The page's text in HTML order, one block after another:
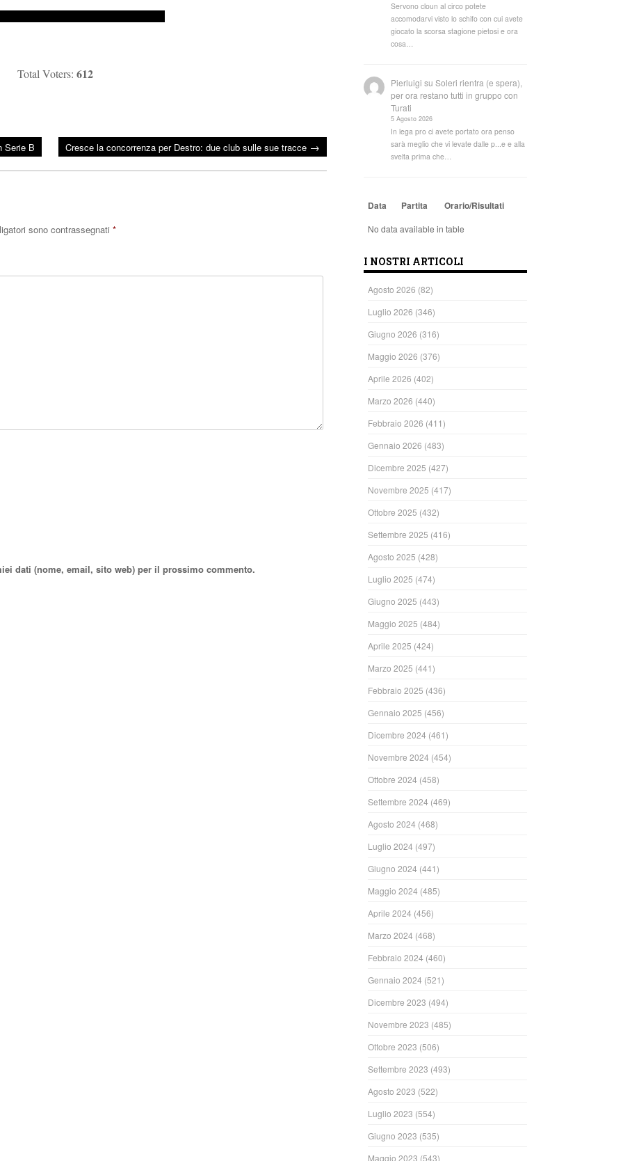
Total Voters:612
Serie B Cresce la concorrenza per Destro: due club sulle sue tracce →
sono contrassegnati *
dati (nome, email, sito web) per il prossimo commento.
Servono cloun al circo potete
accomodarvi visto lo schifo con cui avete
giocato la scorsa stagione pietosi e ora
cosa…
Pierluigi suSoleri rientra (e spera),
per ora restano tutti in gruppo con
Turati
5 Agosto 2026
In lega pro ci avete portato ora penso
sarà meglio che vi levate dalle p...e e alla
svelta prima che…
Data Partita Orario/Risultati
No data available in table
I NOSTRI ARTICOLI
Agosto 2026 (82)
Luglio 2026 (346)
Giugno 2026 (316)
Maggio 2026 (376)
Aprile 2026 (402)
Marzo 2026 (440)
Febbraio 2026 (411)
Gennaio 2026 (483)
Dicembre 2025 (427)
Novembre 2025 (417)
Ottobre 2025 (432)
Settembre 2025 (416)
Agosto 2025 (428)
Luglio 2025 (474)
Giugno 2025 (443)
Maggio 2025 (484)
Aprile 2025 (424)
Marzo 2025 (441)
Febbraio 2025 (436)
Gennaio 2025 (456)
Dicembre 2024 (461)
Novembre 2024 (454)
Ottobre 2024 (458)
Settembre 2024 (469)
Agosto 2024 (468)
Luglio 2024 (497)
Giugno 2024 (441)
Maggio 2024 (485)
Aprile 2024 (456)
Marzo 2024 (468)
Febbraio 2024 (460)
Gennaio 2024 (521)
Dicembre 2023 (494)
Novembre 2023 (485)
Ottobre 2023 (506)
Settembre 2023 (493)
Agosto 2023 (522)
Luglio 2023 (554)
Giugno 2023 (535)
Maggio 2023 (543)